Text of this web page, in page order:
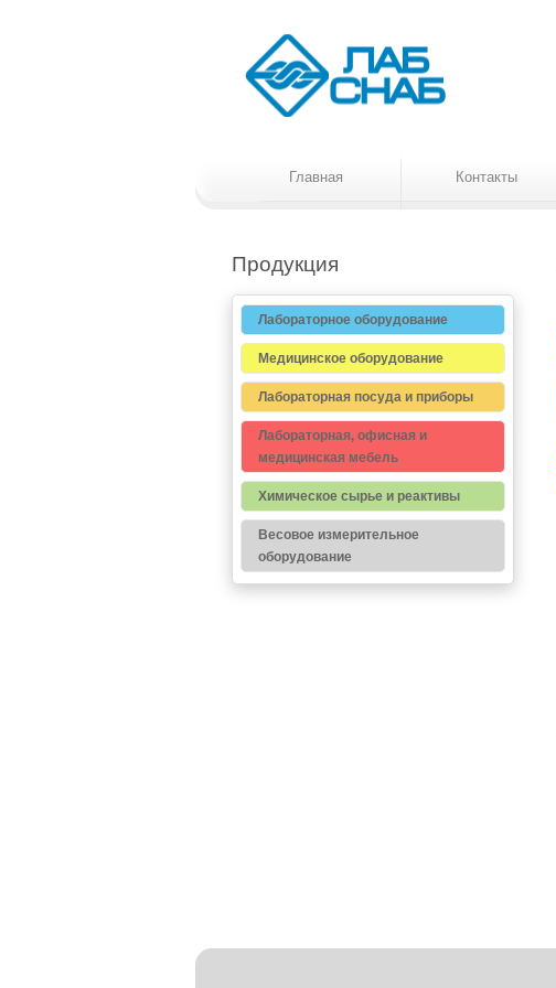
Главная Контакты
Продукция
Лабораторное оборудование
Медицинское оборудование
Лабораторная посуда и приборы
Лабораторная, офисная и
медицинская мебель
Химическое сырье и реактивы
Весовое измерительное
оборудование